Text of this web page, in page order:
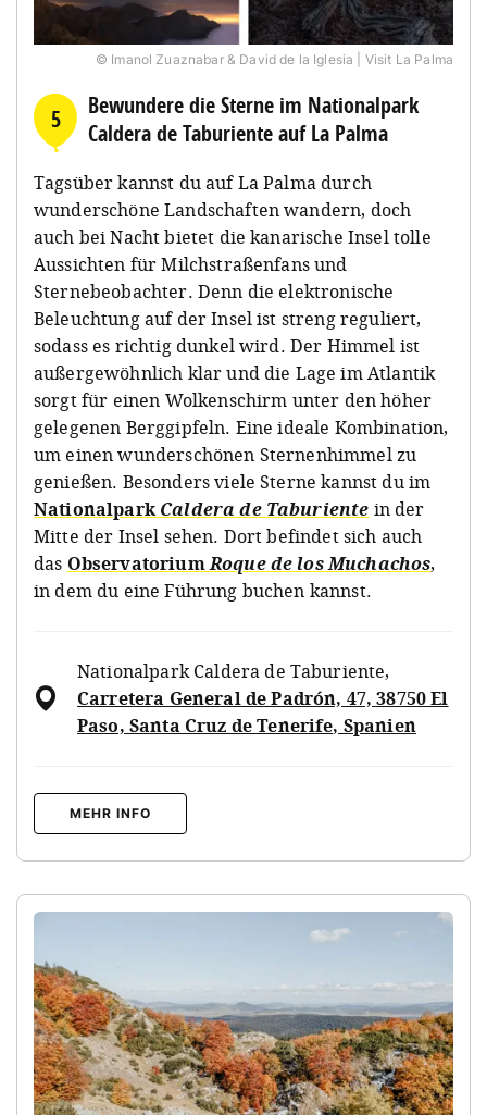
© Imanol Zuaznabar & David de la Iglesia | Visit La Palma
5
Bewundere die Sterne im Nationalpark
Caldera de Taburiente auf La Palma
Tagsüber kannst du auf La Palma durch
wunderschöne Landschaften wandern, doch
auch bei Nacht bietet die kanarische Insel tolle
Aussichten für Milchstraßenfans und
Sternebeobachter. Denn die elektronische
Beleuchtung auf der Insel ist streng reguliert,
sodass es richtig dunkel wird. Der Himmel ist
außergewöhnlich klar und die Lage im Atlantik
sorgt für einen Wolkenschirm unter den höher
gelegenen Berggipfeln. Eine ideale Kombination,
um einen wunderschönen Sternenhimmel zu
genießen. Besonders viele Sterne kannst du im
NationalparkCaldera de Taburiente in der
Mitte der Insel sehen. Dort befindet sich auch
das ObservatoriumRoque de los Muchachos,
in dem du eine Führung buchen kannst.
Nationalpark Caldera de Taburiente,
Carretera General de Padrón, 47, 38750 El
Paso, Santa Cruz de Tenerife, Spanien
MEHR INFO